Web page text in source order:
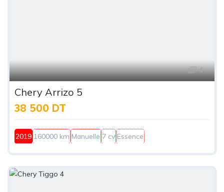
4
Chery Arrizo 5
38 500 DT
2019 160000 km Manuelle 7 cv Essence